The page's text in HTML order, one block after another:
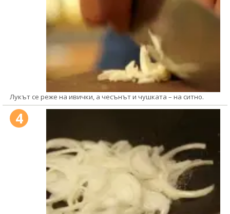
Лукът се реже на ивички, а чесънът и чушката – на ситно.
4